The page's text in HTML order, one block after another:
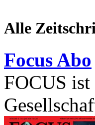
Alle
Focus Abo
FOCUS ist